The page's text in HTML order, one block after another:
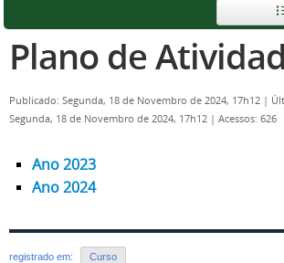
Plano de
Publicado: Segunda, 18 de Novembro de 2024, 17h12 |
Segunda, 18 de Novembro de 2024, 17h12 | Acessos: 626
Ano 2023
Ano 2024
registrado em: Curso